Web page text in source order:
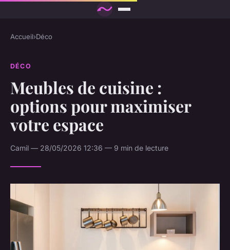
Accueil›Déco
DÉCO
Meubles de cuisine :
options pour maximiser
votre espace
Camil — 28/05/2026 12:36 — 9 min de lecture